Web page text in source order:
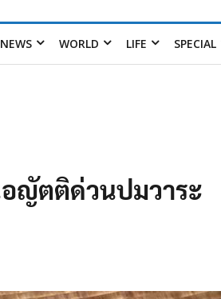
NEWS WORLD LIFE SPECIAL
ญัตติด่วนปมวาระ